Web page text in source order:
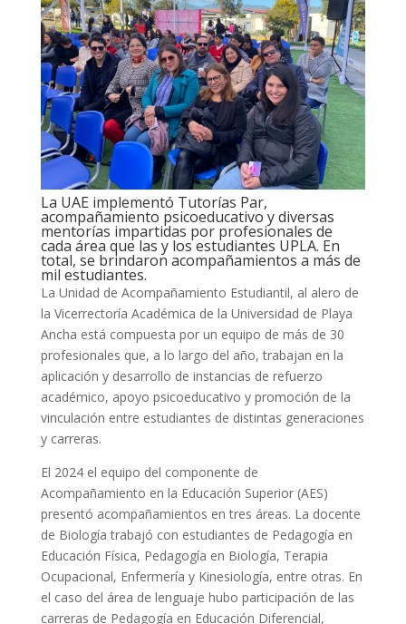
La UAE implementó Tutorías Par,
acompañamiento psicoeducativo y diversas
mentorías impartidas por profesionales de
cada área que las y los estudiantes UPLA. En
total, se brindaron acompañamientos a más de
mil estudiantes.
La Unidad de Acompañamiento Estudiantil, al alero de
la Vicerrectoría Académica de la Universidad de Playa
Ancha está compuesta por un equipo de más de 30
profesionales que, a lo largo del año, trabajan en la
aplicación y desarrollo de instancias de refuerzo
académico, apoyo psicoeducativo y promoción de la
vinculación entre estudiantes de distintas generaciones
y carreras.
El 2024 el equipo del componente de
Acompañamiento en la Educación Superior (AES)
presentó acompañamientos en tres áreas. La docente
de Biología trabajó con estudiantes de Pedagogía en
Educación Física, Pedagogía en Biología, Terapia
Ocupacional, Enfermería y Kinesiología, entre otras. En
el caso del área de lenguaje hubo participación de las
carreras de Pedagogía en Educación Diferencial,